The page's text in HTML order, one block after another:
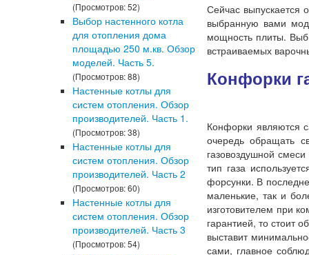
(Просмотров: 52)
Выбор настенного котла
для отопления дома
площадью 250 м.кв. Обзор
моделей. Часть 5.
(Просмотров: 88)
Настенные котлы для
систем отопления. Обзор
производителей. Часть 1.
(Просмотров: 38)
Настенные котлы для
систем отопления. Обзор
производителей. Часть 2
(Просмотров: 60)
Настенные котлы для
систем отопления. Обзор
производителей. Часть 3
(Просмотров: 54)
Сейчас выпускается
выбранную вами
мощность плиты.
встраиваемых
Конфорки
Конфорки являются
очередь обращать
газовоздушной
тип газа
форсунки. В
маленькие, так и
изготовителем при
гарантией, то стоит
выставит
сами, главное